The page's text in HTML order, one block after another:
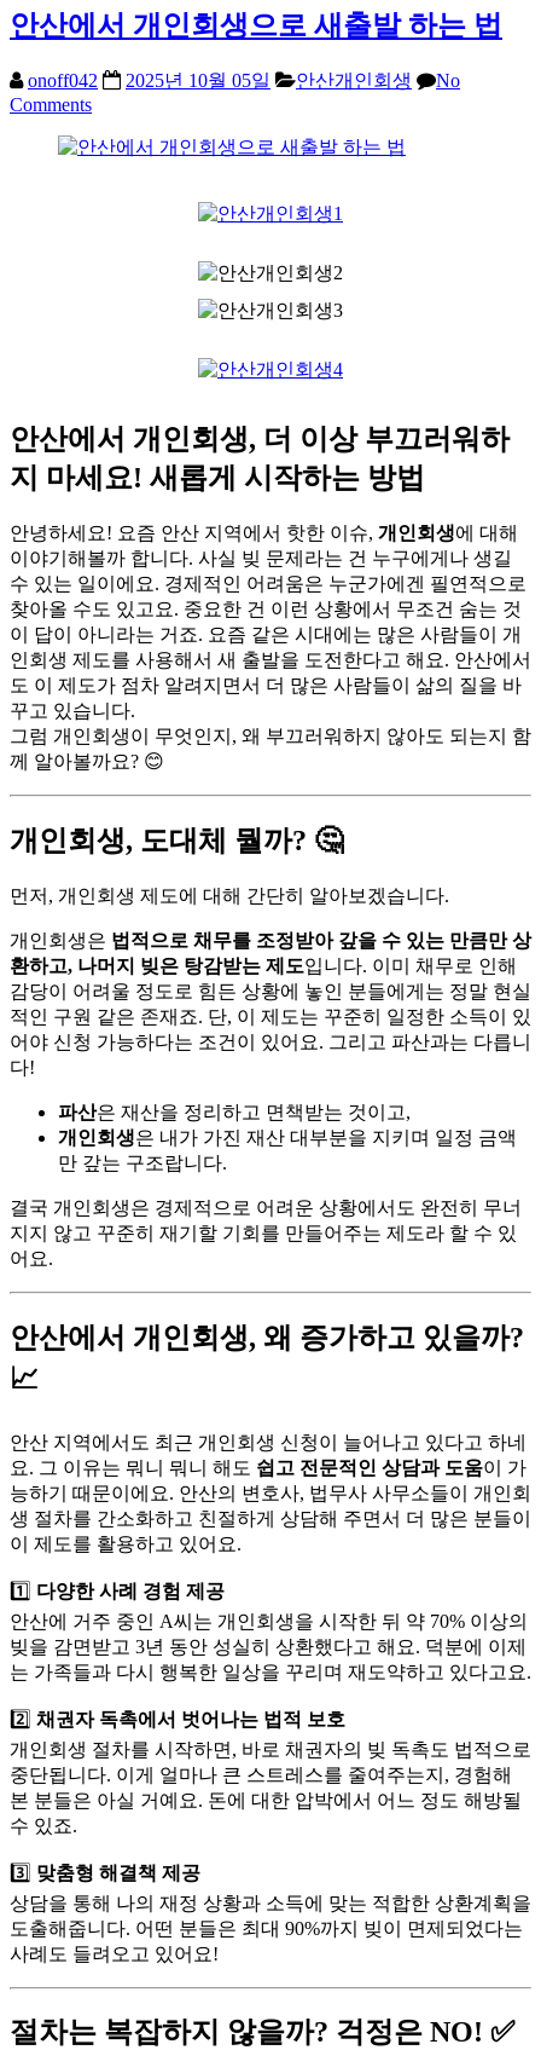
안산에서 개인회생으로 새출발 하는 법
onoff042 2025년 10월 05일 안산개인회생
No
Comments
안산에서 개인회생, 더 이상 부끄러워하
지 마세요! 새롭게 시작하는 방법
안녕하세요! 요즘 안산 지역에서 핫한 이슈, 개인회생에 대해
이야기해볼까 합니다. 사실 빚 문제라는 건 누구에게나 생길
수 있는 일이에요. 경제적인 어려움은 누군가에겐 필연적으로
찾아올 수도 있고요. 중요한 건 이런 상황에서 무조건 숨는 것
이 답이 아니라는 거죠. 요즘 같은 시대에는 많은 사람들이 개
인회생 제도를 사용해서 새 출발을 도전한다고 해요. 안산에서
도 이 제도가 점차 알려지면서 더 많은 사람들이 삶의 질을 바
꾸고 있습니다.
그럼 개인회생이 무엇인지, 왜 부끄러워하지 않아도 되는지 함
께 알아볼까요? 😊
개인회생, 도대체 뭘까? 🤔
먼저, 개인회생 제도에 대해 간단히 알아보겠습니다.
개인회생은 법적으로 채무를 조정받아 갚을 수 있는 만큼만 상
환하고, 나머지 빚은 탕감받는 제도입니다. 이미 채무로 인해
감당이 어려울 정도로 힘든 상황에 놓인 분들에게는 정말 현실
적인 구원 같은 존재죠. 단, 이 제도는 꾸준히 일정한 소득이 있
어야 신청 가능하다는 조건이 있어요. 그리고 파산과는 다릅니
다!
파산은 재산을 정리하고 면책받는 것이고,
개인회생은 내가 가진 재산 대부분을 지키며 일정 금액
만 갚는 구조랍니다.
결국 개인회생은 경제적으로 어려운 상황에서도 완전히 무너
지지 않고 꾸준히 재기할 기회를 만들어주는 제도라 할 수 있
어요.
안산에서 개인회생, 왜 증가하고 있을까?
📈
안산 지역에서도 최근 개인회생 신청이 늘어나고 있다고 하네
요. 그 이유는 뭐니 뭐니 해도 쉽고 전문적인 상담과 도움이 가
능하기 때문이에요. 안산의 변호사, 법무사 사무소들이 개인회
생 절차를 간소화하고 친절하게 상담해 주면서 더 많은 분들이
이 제도를 활용하고 있어요.
1️⃣ 다양한 사례 경험 제공
안산에 거주 중인 A씨는 개인회생을 시작한 뒤 약 70% 이상의
빚을 감면받고 3년 동안 성실히 상환했다고 해요. 덕분에 이제
는 가족들과 다시 행복한 일상을 꾸리며 재도약하고 있다고요.
2️⃣ 채권자 독촉에서 벗어나는 법적 보호
개인회생 절차를 시작하면, 바로 채권자의 빚 독촉도 법적으로
중단됩니다. 이게 얼마나 큰 스트레스를 줄여주는지, 경험해
본 분들은 아실 거예요. 돈에 대한 압박에서 어느 정도 해방될
수 있죠.
3️⃣ 맞춤형 해결책 제공
상담을 통해 나의 재정 상황과 소득에 맞는 적합한 상환계획을
도출해줍니다. 어떤 분들은 최대 90%까지 빚이 면제되었다는
사례도 들려오고 있어요!
절차는 복잡하지 않을까? 걱정은 NO! ✅